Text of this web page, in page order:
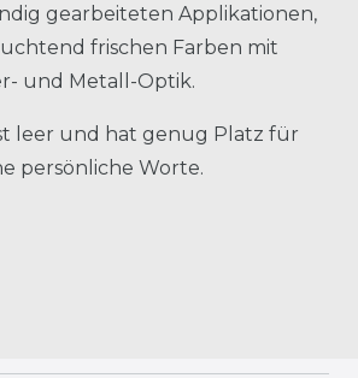
gearbeiteten Applikationen,
frischen Farben mit
und Metall-Optik.
leer und hat genug Platz für
persönliche Worte.